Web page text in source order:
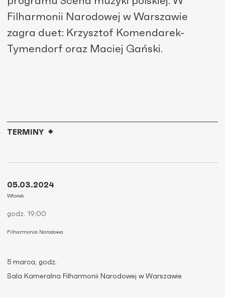
Filharmonii Narodowej w Warszawie
zagra duet: Krzysztof Komendarek-
Tymendorf oraz Maciej Gański.
5 marca, godz.
Sala Kameralna Filharmonii Narodowej w Warszawie
TERMINY
05.03.2024
Wtorek
godz. 19:00
Filharmonia Narodowa